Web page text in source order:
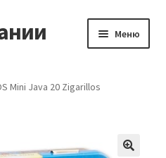
Меню
Mini Java 20 Zigarillos